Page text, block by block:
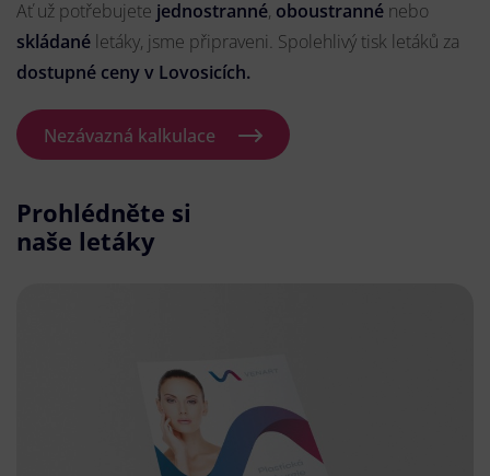
Ať už potřebujete jednostranné, oboustranné nebo
skládané letáky, jsme připraveni. Spolehlivý tisk letáků za
dostupné ceny v Lovosicích.
Nezávazná kalkulace
Prohlédněte si
naše letáky